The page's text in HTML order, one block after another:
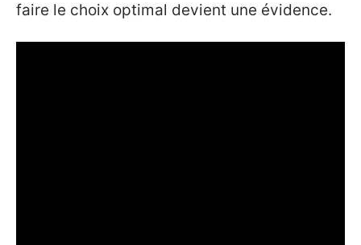
faire le choix optimal devient une évidence.